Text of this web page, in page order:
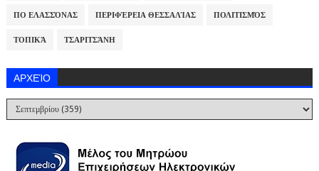
ΠΟ ΕΛΑΣΣΌΝΑΣ ΠΕΡΙΦΈΡΕΙΑ ΘΕΣΣΑΛΊΑΣ ΠΟΛΙΤΙΣΜΌΣ
ΤΟΠΙΚΆ ΤΣΑΡΙΤΣΆΝΗ
ΑΡΧΕΊΟ